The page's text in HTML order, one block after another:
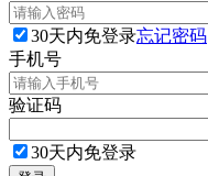
30天内免登录忘记密码
手机号
验证码
30天内免登录